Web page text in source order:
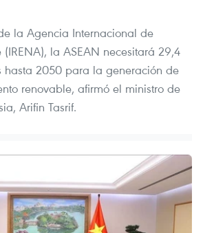
la Agencia Internacional de
la ASEAN necesitará 29,4
hasta 2050 para la generación de
renovable, afirmó el ministro de
Arifin Tasrif.